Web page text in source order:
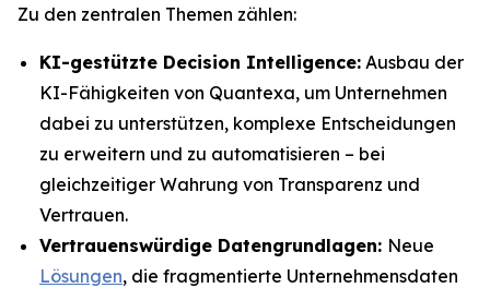
Zu den zentralen Themen zählen:
KI-gestützte Decision Intelligence: Ausbau der
KI-Fähigkeiten von Quantexa, um Unternehmen
dabei zu unterstützen, komplexe Entscheidungen
zu erweitern und zu automatisieren – bei
gleichzeitiger Wahrung von Transparenz und
Vertrauen.
Vertrauenswürdige Datengrundlagen: Neue
Lösungen, die fragmentierte Unternehmensdaten